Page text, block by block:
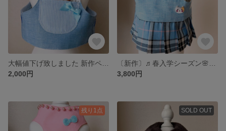
2,000円
3,800円
残り1点 SOLD OUT